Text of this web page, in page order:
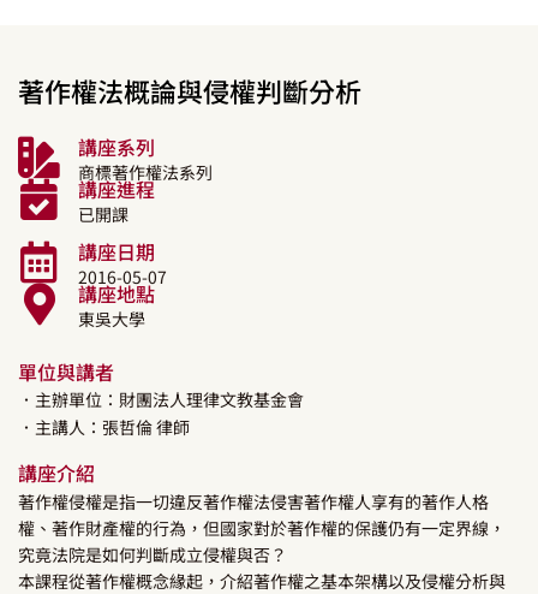
著作權法概論與侵權判斷分析
講座系列
商標著作權法系列
講座進程
已開課
講座日期
2016-05-07
講座地點
東吳大學
單位與講者
．主辦單位：財團法人理律文教基金會
．主講人： 張哲倫律師
講座介紹
著作權侵權是指一切違反著作權法侵害著作權人享有的著作人格
權、著作財產權的行為，但國家對於著作權的保護仍有一定界線，
究竟法院是如何判斷成立侵權與否？
本課程從著作權概念緣起，介紹著作權之基本架構以及侵權分析與